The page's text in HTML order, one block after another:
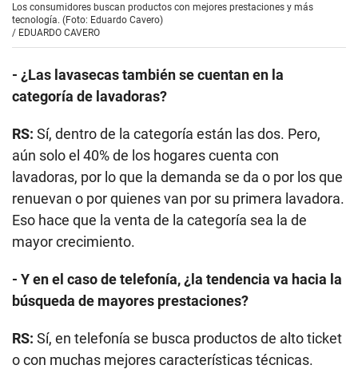
Los consumidores buscan productos con mejores prestaciones y más
tecnología. (Foto: Eduardo Cavero)
/ EDUARDO CAVERO
- ¿Las lavasecas también se cuentan en la
categoría de lavadoras?
RS: Sí, dentro de la categoría están las dos. Pero,
aún solo el 40% de los hogares cuenta con
lavadoras, por lo que la demanda se da o por los que
renuevan o por quienes van por su primera lavadora.
Eso hace que la venta de la categoría sea la de
mayor crecimiento.
- Y en el caso de telefonía, ¿la tendencia va hacia la
búsqueda de mayores prestaciones?
RS: Sí, en telefonía se busca productos de alto ticket
o con muchas mejores características técnicas.